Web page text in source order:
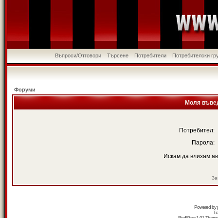
Въпроси/Отговори Търсене Потребители Потребителски
Форуми
Моля
Потребител:
Парола:
Искам да влизам
Powered by